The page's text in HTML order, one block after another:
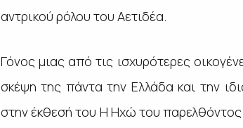
αντρικού ρόλου του Αετιδέα.
Γόνος μιας από τις ισχυρότερες
σκέψη της πάντα την Ελλάδα και την
στην έκθεσή του Η Ηχώ του